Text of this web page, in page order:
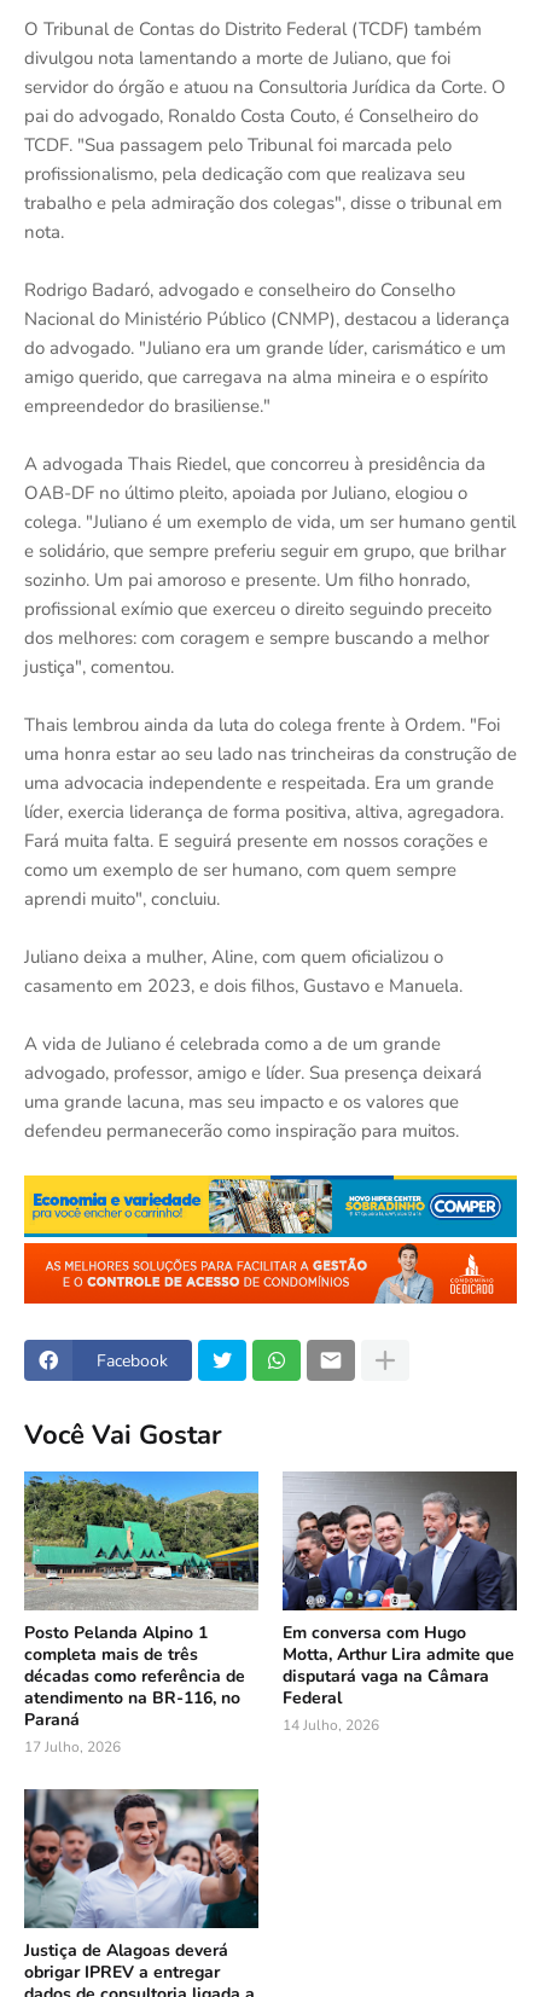
O Tribunal de Contas do Distrito Federal (TCDF) também
divulgou nota lamentando a morte de Juliano, que foi
servidor do órgão e atuou na Consultoria Jurídica da Corte. O
pai do advogado, Ronaldo Costa Couto, é Conselheiro do
TCDF. "Sua passagem pelo Tribunal foi marcada pelo
profissionalismo, pela dedicação com que realizava seu
trabalho e pela admiração dos colegas", disse o tribunal em
nota.
Rodrigo Badaró, advogado e conselheiro do Conselho
Nacional do Ministério Público (CNMP), destacou a liderança
do advogado. "Juliano era um grande líder, carismático e um
amigo querido, que carregava na alma mineira e o espírito
empreendedor do brasiliense."
A advogada Thais Riedel, que concorreu à presidência da
OAB-DF no último pleito, apoiada por Juliano, elogiou o
colega. "Juliano é um exemplo de vida, um ser humano gentil
e solidário, que sempre preferiu seguir em grupo, que brilhar
sozinho. Um pai amoroso e presente. Um filho honrado,
profissional exímio que exerceu o direito seguindo preceito
dos melhores: com coragem e sempre buscando a melhor
justiça", comentou.
Thais lembrou ainda da luta do colega frente à Ordem. "Foi
uma honra estar ao seu lado nas trincheiras da construção de
uma advocacia independente e respeitada. Era um grande
líder, exercia liderança de forma positiva, altiva, agregadora.
Fará muita falta. E seguirá presente em nossos corações e
como um exemplo de ser humano, com quem sempre
aprendi muito", concluiu.
Juliano deixa a mulher, Aline, com quem oficializou o
casamento em 2023, e dois filhos, Gustavo e Manuela.
A vida de Juliano é celebrada como a de um grande
advogado, professor, amigo e líder. Sua presença deixará
uma grande lacuna, mas seu impacto e os valores que
defendeu permanecerão como inspiração para muitos.
Facebook
Você Vai Gostar
Posto Pelanda Alpino 1
completa mais de três
décadas como referência de
atendimento na BR-116, no
Paraná
17 Julho, 2026
Em conversa com Hugo
Motta, Arthur Lira admite que
disputará vaga na Câmara
Federal
14 Julho, 2026
Justiça de Alagoas deverá
obrigar IPREV a entregar